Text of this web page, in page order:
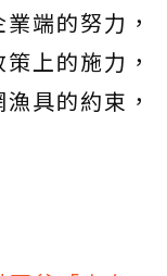
端的努力，
上的施力，
具的約束，